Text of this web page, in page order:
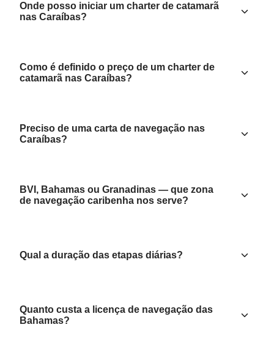
Onde posso iniciar um charter de catamarã
nas Caraíbas?
Como é definido o preço de um charter de
catamarã nas Caraíbas?
Preciso de uma carta de navegação nas
Caraíbas?
BVI, Bahamas ou Granadinas — que zona
de navegação caribenha nos serve?
Qual a duração das etapas diárias?
Quanto custa a licença de navegação das
Bahamas?